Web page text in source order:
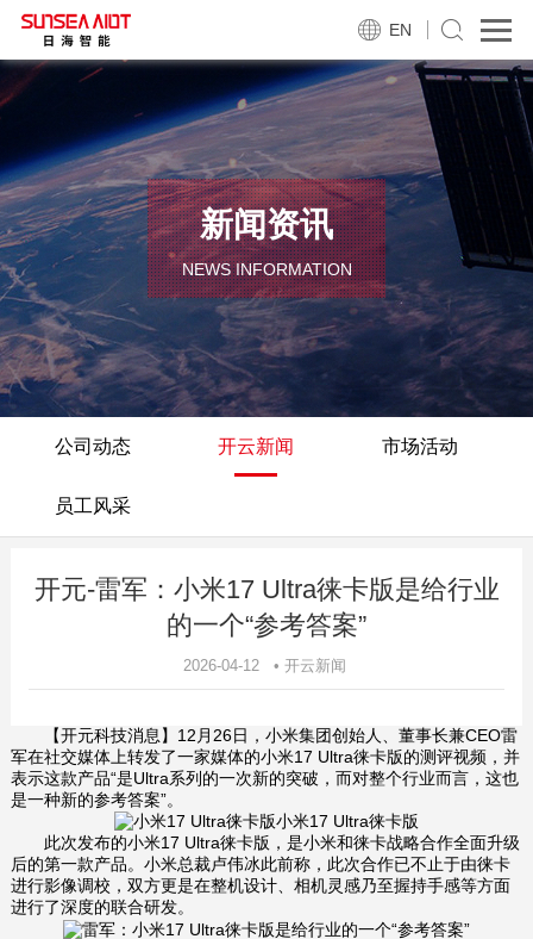
EN
新闻资讯
NEWS INFORMATION
公司动态 开云新闻 市场活动
员工风采
开元-雷军：小米17 Ultra徕卡版是给行业
的一个“参考答案”
2026-04-12 • 开云新闻
【开元科技消息】12月26日，小米集团创始人、董事长兼CEO雷
军在社交媒体上转发了一家媒体的小米17 Ultra徕卡版的测评视频，并
表示这款产品“是Ultra系列的一次新的突破，而对整个行业而言，这也
是一种新的参考答案”。
小米17 Ultra徕卡版
此次发布的小米17 Ultra徕卡版，是小米和徕卡战略合作全面升级
后的第一款产品。小米总裁卢伟冰此前称，此次合作已不止于由徕卡
进行影像调校，双方更是在整机设计、相机灵感乃至握持手感等方面
进行了深度的联合研发。